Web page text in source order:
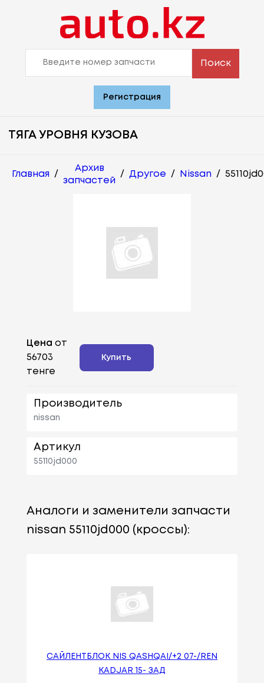
Поиск
Регистрация
ТЯГА УРОВНЯ КУЗОВА
Главная /
Архив
запчастей
/ Другое / Nissan /
Цена от
56703
тенге
Купить
Производитель
nissan
Артикул
55110jd000
Аналоги и заменители запчасти
nissan 55110jd000 (кроссы):
САЙЛЕНТБЛОК NIS QASHQAI/+2 07-/REN
KADJAR 15- ЗАД